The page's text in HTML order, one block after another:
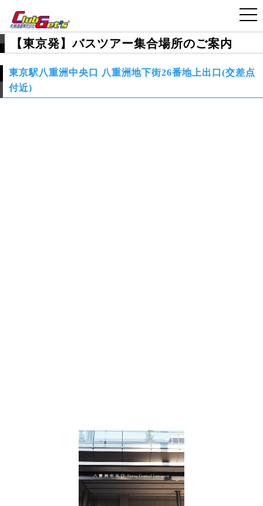
バス集合場所のご案内
【東京発】バスツアー集合場所のご案内
東京駅八重洲中央口 八重洲地下街26番地上出口(交差点
付近)